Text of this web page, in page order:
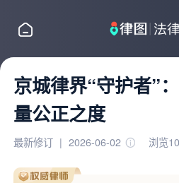
京城律界“守护者”
量公正之度
最新修订 | 2026-06-02 浏览